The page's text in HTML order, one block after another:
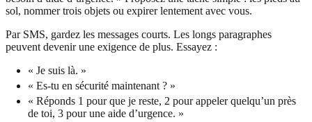
sol, nommer trois objets ou expirer lentement avec vous.
Par SMS, gardez les messages courts. Les longs paragraphes
peuvent devenir une exigence de plus. Essayez :
« Je suis là. »
« Es-tu en sécurité maintenant ? »
« Réponds 1 pour que je reste, 2 pour appeler quelqu’un près
de toi, 3 pour une aide d’urgence. »